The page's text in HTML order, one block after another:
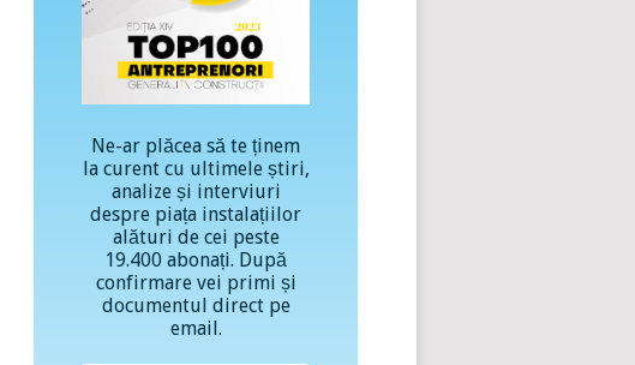
Ne-ar plăcea să te ținem
la curent cu ultimele știri,
analize și interviuri
despre piața instalațiilor
alături de cei peste
19.400 abonați. După
confirmare vei primi și
documentul direct pe
email.